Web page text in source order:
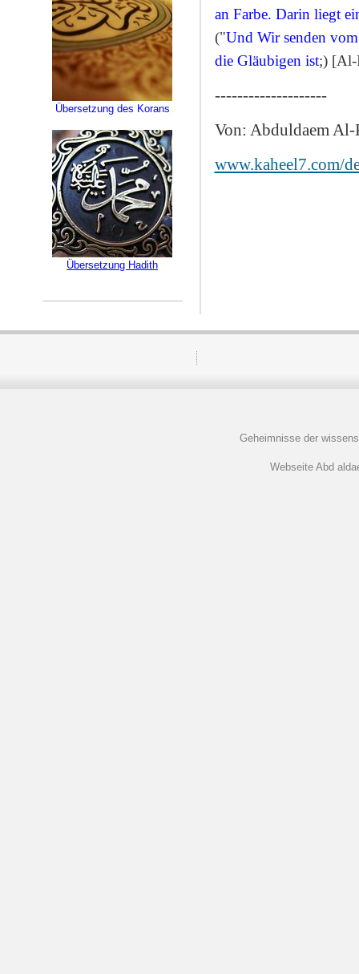
an Farbe. Darin liegt
("Und Wir senden
die Gläubigen ist;) [Al-
--------------------
Von: Abduldaem Al-
www.kaheel7.com/
Übersetzung des Korans
Übersetzung Hadith
Geheimnisse der
Webseite Abd